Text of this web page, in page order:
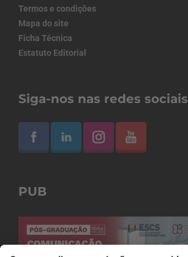
Termos e condições
Mapa do site
Ficha Técnica
Estatuto Editorial
Siga-nos nas redes sociais
PUB